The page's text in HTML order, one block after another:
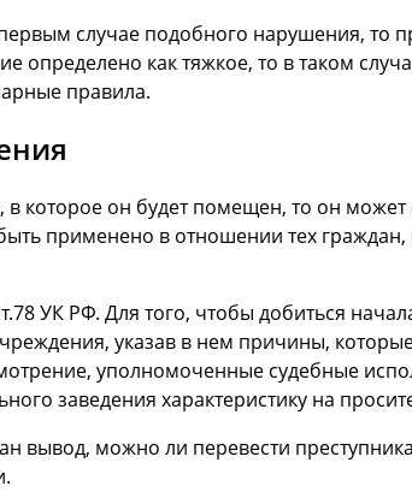
случае подобного нарушения, то
как тяжкое, то в таком
правила.
которое он будет помещен, то он
применено в отношении тех
УК РФ. Для того, чтобы добиться
указав в нем причины,
уполномоченные судебные
заведения характеристику на
вывод, можно ли перевести